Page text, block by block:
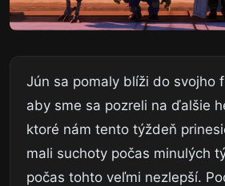
Jún sa pomaly blíži do svojho
aby sme sa pozreli na ďalšie
ktoré nám tento týždeň
mali suchoty počas minulých
počas tohto veľmi nezlepší.